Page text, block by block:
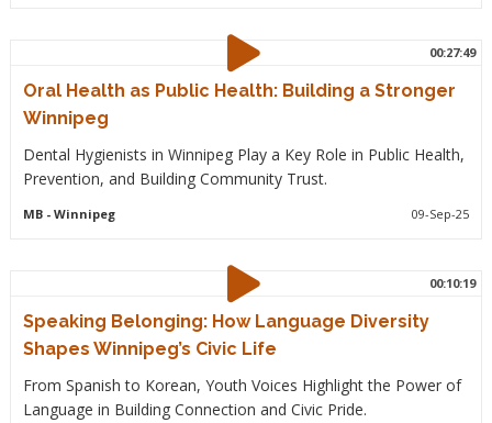
00:27:49
Oral Health as Public Health: Building a Stronger
Winnipeg
Dental Hygienists in Winnipeg Play a Key Role in Public Health,
Prevention, and Building Community Trust.
MB- Winnipeg 09-Sep-25
00:10:19
Speaking Belonging: How Language Diversity
Shapes Winnipeg’s Civic Life
From Spanish to Korean, Youth Voices Highlight the Power of
Language in Building Connection and Civic Pride.